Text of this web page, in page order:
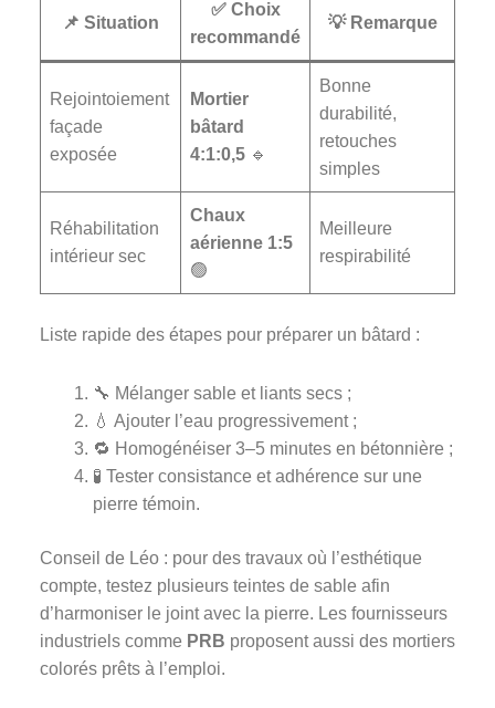
📌 Situation
✅ Choix
recommandé
💡 Remarque
Rejointoiement
façade
exposée
Mortier
bâtard
4:1:0,5 🔹
Bonne
durabilité,
retouches
simples
Réhabilitation
intérieur sec
Chaux
aérienne 1:5
🟢
Meilleure
respirabilité
Liste rapide des étapes pour préparer un bâtard :
🔧 Mélanger sable et liants secs ;
💧 Ajouter l’eau progressivement ;
🔁 Homogénéiser 3–5 minutes en bétonnière ;
🧪 Tester consistance et adhérence sur une
pierre témoin.
Conseil de Léo : pour des travaux où l’esthétique
compte, testez plusieurs teintes de sable afin
d’harmoniser le joint avec la pierre. Les fournisseurs
industriels comme PRB proposent aussi des mortiers
colorés prêts à l’emploi.